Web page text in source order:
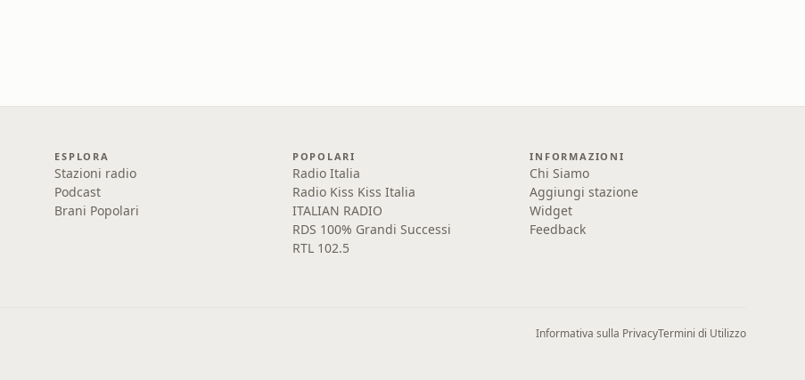
ESPLORA
Stazioni radio
Podcast
Brani Popolari
POPOLARI
Radio Italia
Radio Kiss Kiss Italia
ITALIAN RADIO
RDS 100% Grandi Successi
RTL 102.5
INFORMAZIONI
Chi Siamo
Aggiungi stazione
Widget
Feedback
Informativa sulla PrivacyTermini di Utilizzo